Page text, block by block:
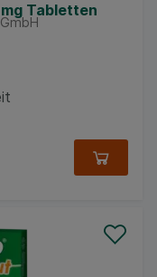
Tabletten